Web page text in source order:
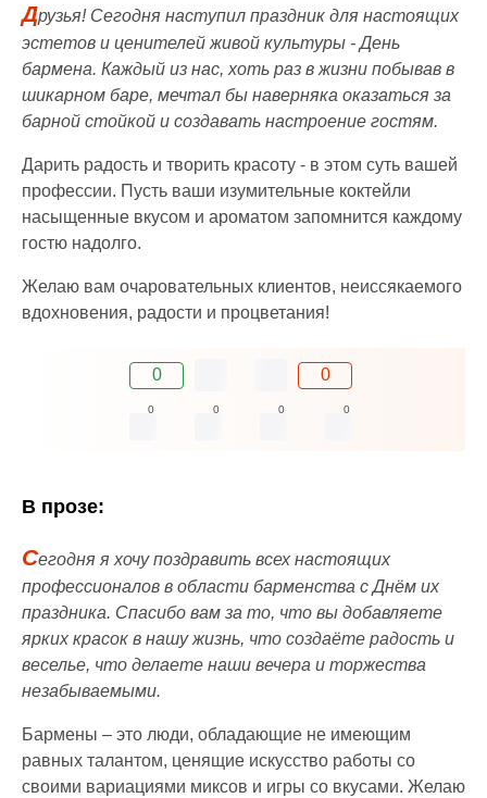
Друзья! Сегодня наступил праздник для настоящих
эстетов и ценителей живой культуры - День
бармена. Каждый из нас, хоть раз в жизни побывав в
шикарном баре, мечтал бы наверняка оказаться за
барной стойкой и создавать настроение гостям.
Дарить радость и творить красоту - в этом суть вашей
профессии. Пусть ваши изумительные коктейли
насыщенные вкусом и ароматом запомнится каждому
гостю надолго.
Желаю вам очаровательных клиентов, неиссякаемого
вдохновения, радости и процветания!
0 0
0 0 0 0
В прозе:
Сегодня я хочу поздравить всех настоящих
профессионалов в области барменства с Днём их
праздника. Спасибо вам за то, что вы добавляете
ярких красок в нашу жизнь, что создаёте радость и
веселье, что делаете наши вечера и торжества
незабываемыми.
Бармены – это люди, обладающие не имеющим
равных талантом, ценящие искусство работы со
своими вариациями миксов и игры со вкусами. Желаю